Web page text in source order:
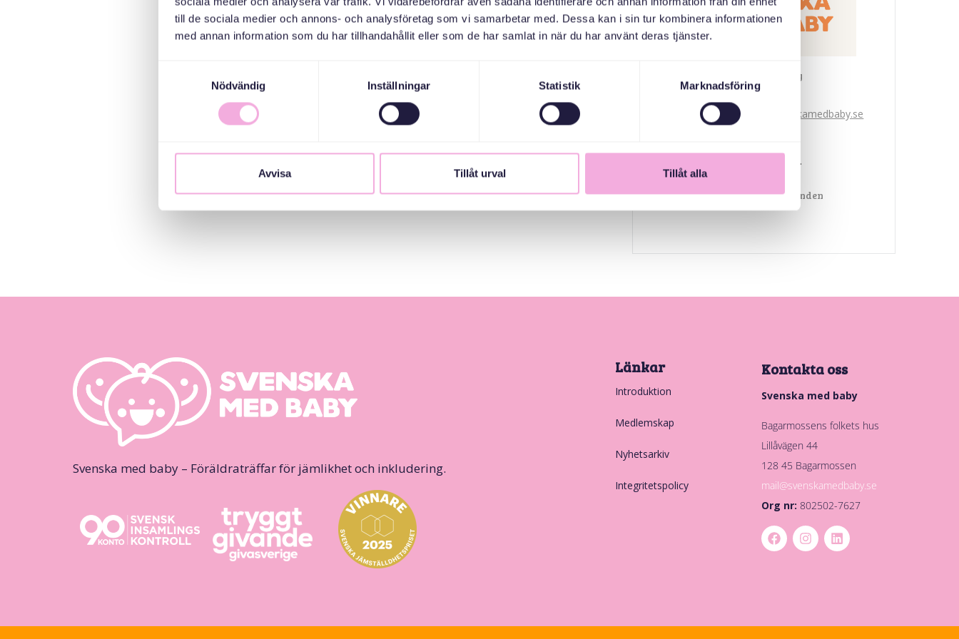
till de sociala medier och annons- och analysföretag som vi samarbetar med. Dessa kan i sin tur kombinera informationen
med annan information som du har tillhandahållit eller som de har samlat in när du har använt deras tjänster.
Nödvändig
Inställningar Statistik Marknadsföring
Avvisa Tillåt urval Tillåt alla
Svenska med baby
bokningen@svenskamedbaby.se
MEDARRANGÖRER
Allmänna arvsfonden
Svenska med baby – Föräldraträffar för jämlikhet och inkludering.
Länkar
Introduktion
Medlemskap
Nyhetsarkiv
Integritetspolicy
Kontakta oss
Svenska med baby
Bagarmossens folkets hus
Lillåvägen 44
128 45 Bagarmossen
mail@svenskamedbaby.se
Org nr: 802502-7627